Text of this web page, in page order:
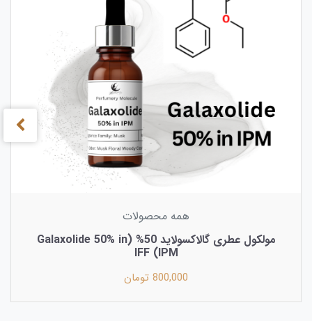
همه محصولات
مولکول عطری گالاکسولاید 50% (Galaxolide 50% in
IPM) IFF
800,000 تومان